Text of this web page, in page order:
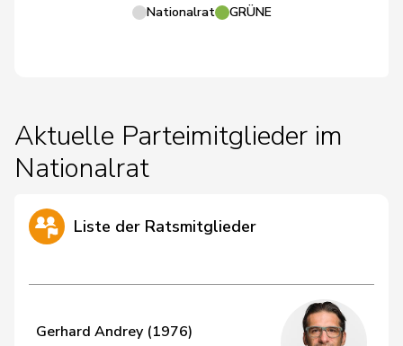
Nationalrat GRÜNE
Aktuelle Parteimitglieder im
Nationalrat
Liste der Ratsmitglieder
Gerhard Andrey (1976)